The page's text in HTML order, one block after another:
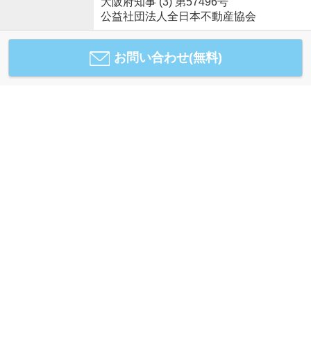
公益社団法人全日本不動産協会
お問い合わせ(無料)